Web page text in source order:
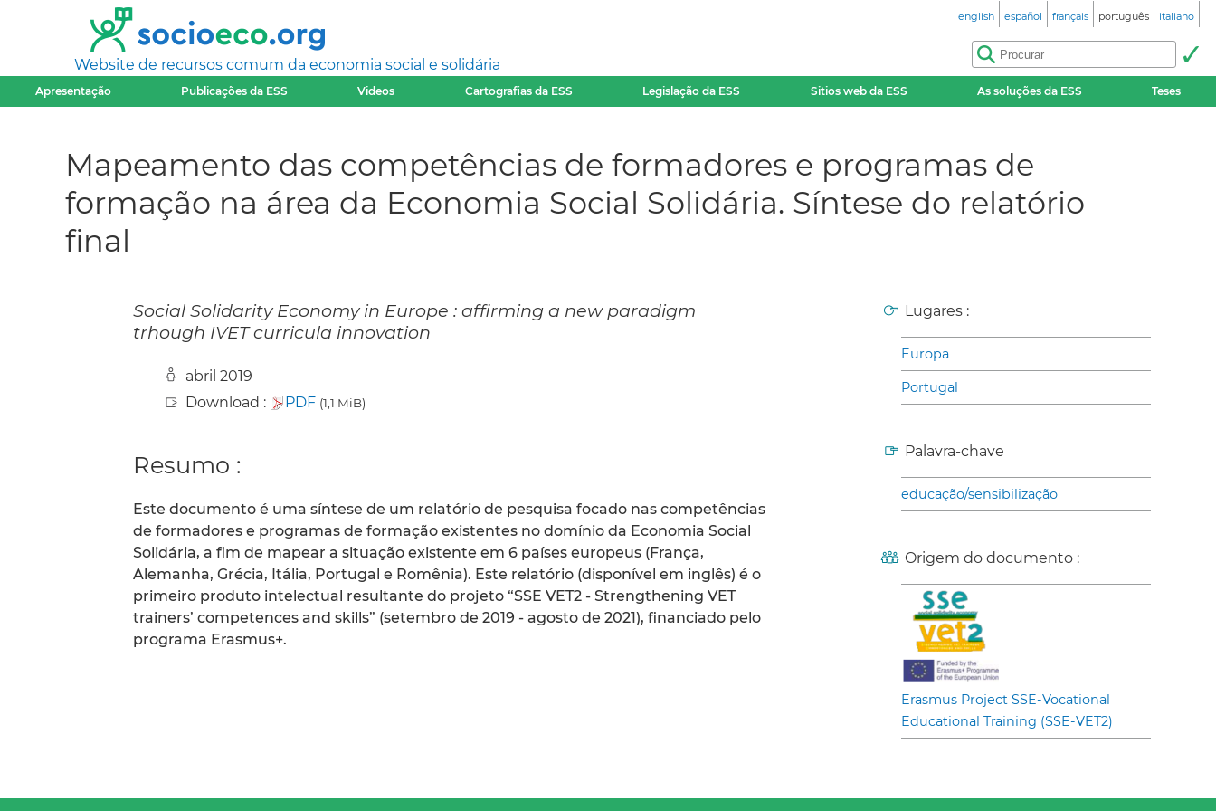
Website de recursos comum da economia social e solidária
english español français português italiano
Apresentação Publicações da ESS Videos Cartografias da ESS Legislação da ESS Sitios web da ESS As soluções da ESS Teses
Mapeamento das competências de formadores e programas de
formação na área da Economia Social Solidária. Síntese do relatório
final
Social Solidarity Economy in Europe : affirming a new paradigm
trhough IVET curricula innovation
abril 2019
Download :
PDF (1,1 MiB)
Resumo :
Este documento é uma síntese de um relatório de pesquisa focado nas competências
de formadores e programas de formação existentes no domínio da Economia Social
Solidária, a fim de mapear a situação existente em 6 países europeus (França,
Alemanha, Grécia, Itália, Portugal e Romênia). Este relatório (disponível em inglês) é o
primeiro produto intelectual resultante do projeto “SSE VET2 - Strengthening VET
trainers’ competences and skills” (setembro de 2019 - agosto de 2021), financiado pelo
programa Erasmus+.
Lugares :
Europa
Portugal
Palavra-chave
educação/sensibilização
Origem do documento :
Erasmus Project SSE-Vocational
Educational Training (SSE-VET2)